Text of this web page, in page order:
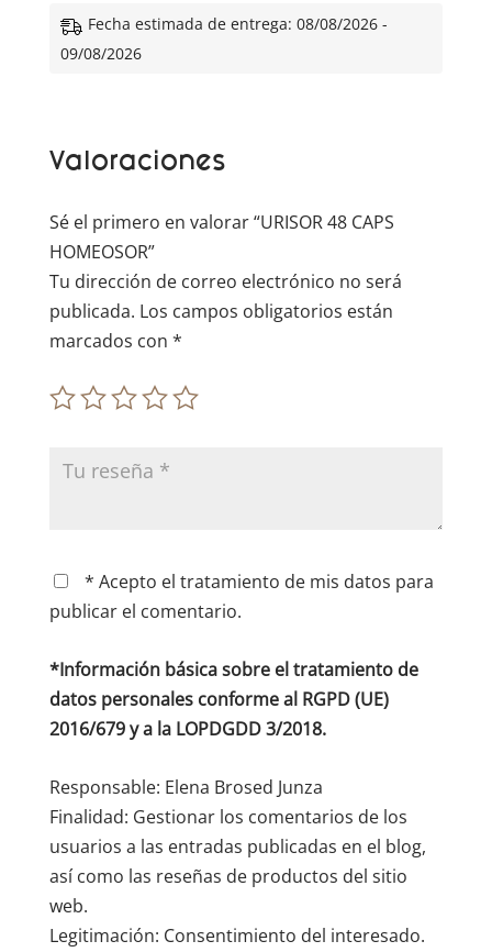
e
e
Fecha estimada de entrega: 08/08/2026 -
09/08/2026
Valoraciones
Sé el primero en valorar “URISOR 48 CAPS
HOMEOSOR”
Tu dirección de correo electrónico no será
publicada. Los campos obligatorios están
marcados con *
* Acepto el tratamiento de mis datos para
publicar el comentario.
*Información básica sobre el tratamiento de
datos personales conforme al RGPD (UE)
2016/679 y a la LOPDGDD 3/2018.
Responsable: Elena Brosed Junza
Finalidad: Gestionar los comentarios de los
usuarios a las entradas publicadas en el blog,
así como las reseñas de productos del sitio
web.
Legitimación: Consentimiento del interesado.